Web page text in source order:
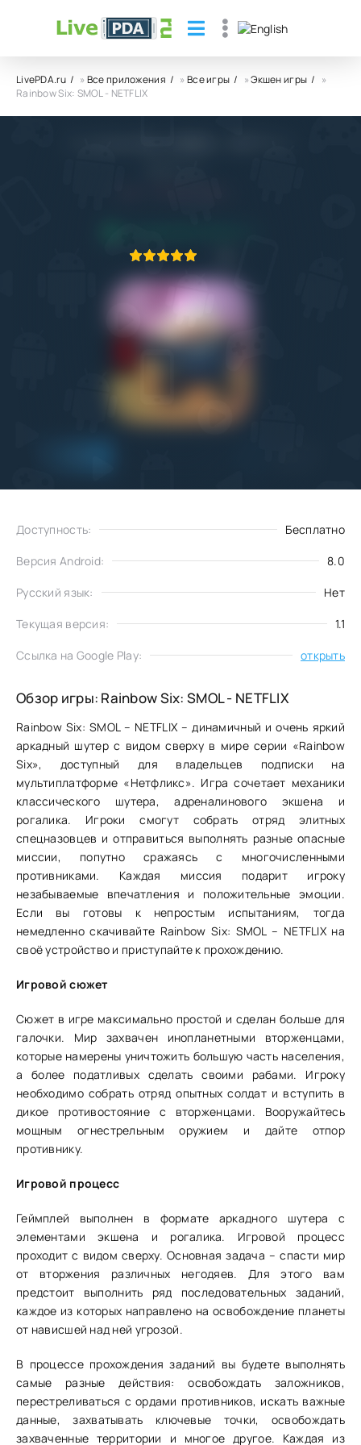
LivePDA.ru »Все приложения »Все игры »Экшен игры
»
Rainbow Six: SMOL - NETFLIX
Доступность: Бесплатно
Версия Android: 8.0
Русский язык: Нет
Текущая версия: 1.1
Ссылка на Google Play: открыть
Обзор игры: Rainbow Six: SMOL - NETFLIX
Rainbow Six: SMOL – NETFLIX – динамичный и очень яркий
аркадный шутер с видом сверху в мире серии «Rainbow
Six», доступный для владельцев подписки на
мультиплатформе «Нетфликс». Игра сочетает механики
классического шутера, адреналинового экшена и
рогалика. Игроки смогут собрать отряд элитных
спецназовцев и отправиться выполнять разные опасные
миссии, попутно сражаясь с многочисленными
противниками. Каждая миссия подарит игроку
незабываемые впечатления и положительные эмоции.
Если вы готовы к непростым испытаниям, тогда
немедленно скачивайте Rainbow Six: SMOL – NETFLIX на
своё устройство и приступайте к прохождению.
Игровой сюжет
Сюжет в игре максимально простой и сделан больше для
галочки. Мир захвачен инопланетными вторженцами,
которые намерены уничтожить большую часть населения,
а более податливых сделать своими рабами. Игроку
необходимо собрать отряд опытных солдат и вступить в
дикое противостояние с вторженцами. Вооружайтесь
мощным огнестрельным оружием и дайте отпор
противнику.
Игровой процесс
Геймплей выполнен в формате аркадного шутера с
элементами экшена и рогалика. Игровой процесс
проходит с видом сверху. Основная задача – спасти мир
от вторжения различных негодяев. Для этого вам
предстоит выполнить ряд последовательных заданий,
каждое из которых направлено на освобождение планеты
от нависшей над ней угрозой.
В процессе прохождения заданий вы будете выполнять
самые разные действия: освобождать заложников,
перестреливаться с ордами противников, искать важные
данные, захватывать ключевые точки, освобождать
захваченные территории и многое другое. Каждая из